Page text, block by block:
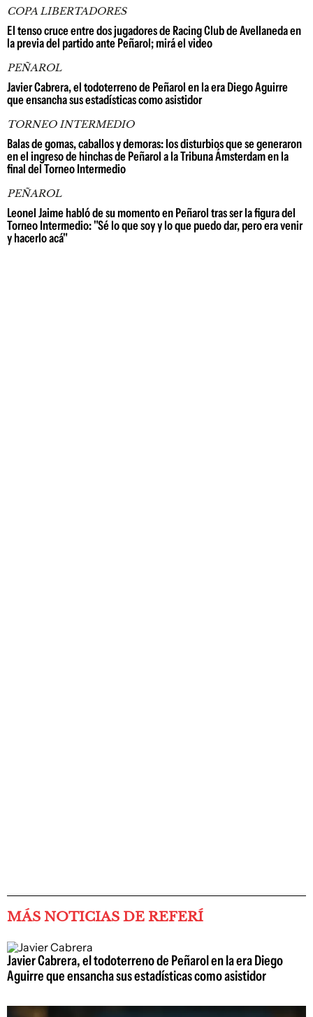
COPA LIBERTADORES
El tenso cruce entre dos jugadores de Racing Club de Avellaneda en
la previa del partido ante Peñarol; mirá el video
PEÑAROL
Javier Cabrera, el todoterreno de Peñarol en la era Diego Aguirre
que ensancha sus estadísticas como asistidor
TORNEO INTERMEDIO
Balas de gomas, caballos y demoras: los disturbios que se generaron
en el ingreso de hinchas de Peñarol a la Tribuna Ámsterdam en la
final del Torneo Intermedio
PEÑAROL
Leonel Jaime habló de su momento en Peñarol tras ser la figura del
Torneo Intermedio: "Sé lo que soy y lo que puedo dar, pero era venir
y hacerlo acá"
MÁS NOTICIAS DE REFERÍ
Javier Cabrera, el todoterreno de Peñarol en la era Diego
Aguirre que ensancha sus estadísticas como asistidor